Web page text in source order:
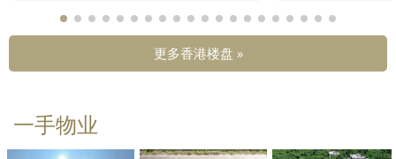
更多香港楼盘 »
一手物业